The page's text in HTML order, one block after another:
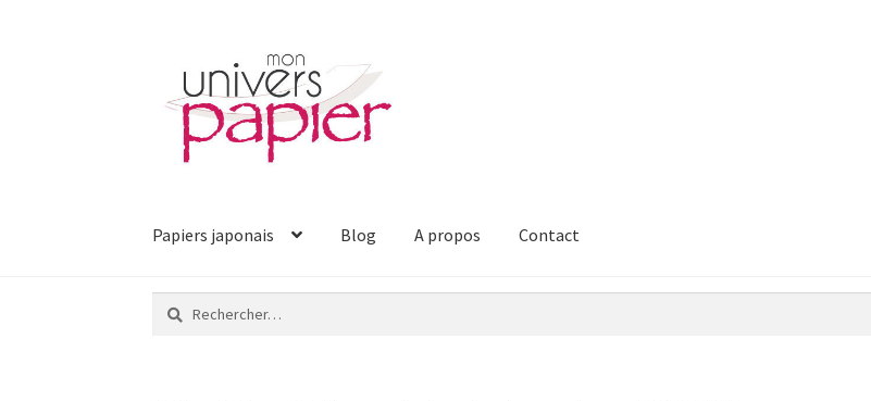
la
navigation
contenu
Papiers japonais Blog A propos Contact
Rechercher :